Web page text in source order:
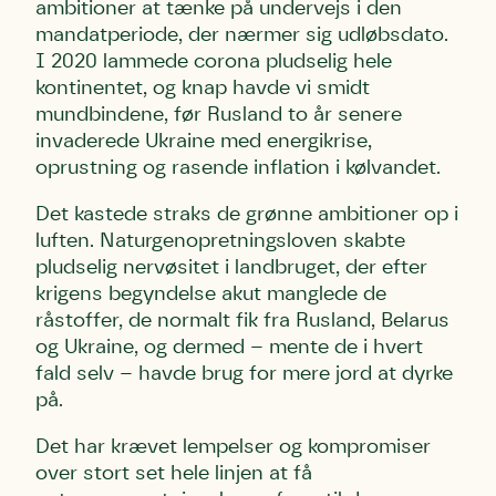
ambitioner at tænke på undervejs i den
mandatperiode, der nærmer sig udløbsdato.
I 2020 lammede corona pludselig hele
kontinentet, og knap havde vi smidt
mundbindene, før Rusland to år senere
invaderede Ukraine med energikrise,
oprustning og rasende inflation i kølvandet.
Det kastede straks de grønne ambitioner op i
luften. Naturgenopretningsloven skabte
pludselig nervøsitet i landbruget, der efter
krigens begyndelse akut manglede de
råstoffer, de normalt fik fra Rusland, Belarus
og Ukraine, og dermed – mente de i hvert
fald selv – havde brug for mere jord at dyrke
på.
Det har krævet lempelser og kompromiser
over stort set hele linjen at få